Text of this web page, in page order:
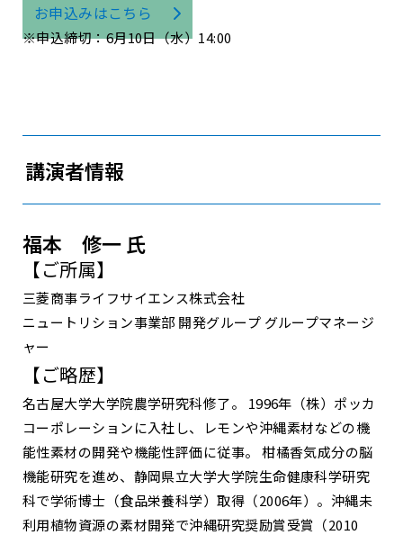
お申込みはこちら
※申込締切：6月10日（水）14:00
講演者情報
福本 修一 氏
【ご所属】
三菱商事ライフサイエンス株式会社
ニュートリション事業部 開発グループ グループマネージ
ャー
【ご略歴】
名古屋大学大学院農学研究科修了。 1996年（株）ポッカ
コーポレーションに入社し、レモンや沖縄素材などの機
能性素材の開発や機能性評価に従事。 柑橘香気成分の脳
機能研究を進め、静岡県立大学大学院生命健康科学研究
科で学術博士（食品栄養科学）取得（2006年）。沖縄未
利用植物資源の素材開発で沖縄研究奨励賞受賞（2010